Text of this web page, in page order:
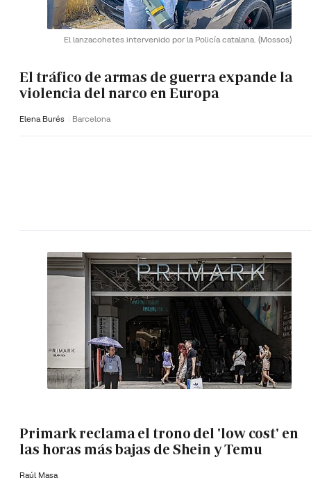
El lanzacohetes intervenido por la Policía catalana. (Mossos)
El tráfico de armas de guerra expande la
violencia del narco en Europa
Elena Burés Barcelona
Primark reclama el trono del 'low cost' en
las horas más bajas de Shein y Temu
Raúl Masa